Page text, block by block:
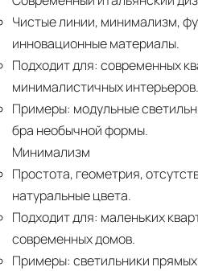
Чистые линии, минимализм,
инновационные материалы.
Подходит для: современных
минималистичных интерьеров.
Примеры: модульные
бра необычной формы.
Минимализм
Простота, геометрия,
натуральные цвета.
Подходит для: маленьких
современных домов.
Примеры: светильники